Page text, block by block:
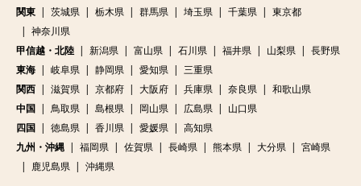
関東
茨城県 栃木県 群馬県 埼玉県 千葉県
東京都
神奈川県
甲信越・北陸
新潟県 富山県 石川県 福井県 山梨県
長野県
東海
岐阜県 静岡県 愛知県
三重県
関西
滋賀県 京都府 大阪府 兵庫県 奈良県
和歌山県
中国
鳥取県 島根県 岡山県 広島県
山口県
四国
徳島県 香川県 愛媛県
高知県
九州・沖縄
福岡県 佐賀県 長崎県 熊本県 大分県
宮崎県
鹿児島県
沖縄県